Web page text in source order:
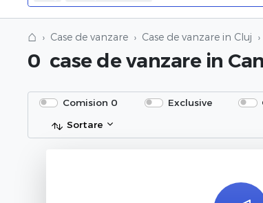
×Inchide
⌂ Case de vanzare Case de vanzare in Cluj
0 case de vanzare in
Comision 0 Exclusive
Sortare